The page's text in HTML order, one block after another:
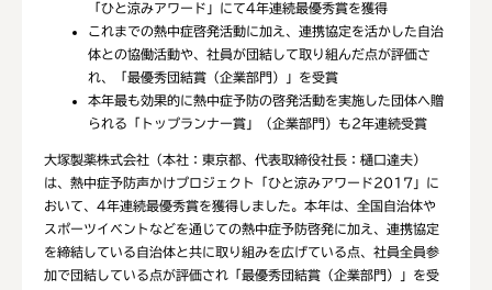
「ひと涼みアワード」にて4年連続最優秀賞を獲得
これまでの熱中症啓発活動に加え、連携協定を活かした自治
体との協働活動や、社員が団結して取り組んだ点が評価さ
れ、「最優秀団結賞（企業部門）」を受賞
本年最も効果的に熱中症予防の啓発活動を実施した団体へ贈
られる「トップランナー賞」（企業部門）も2年連続受賞
大塚製薬株式会社（本社：東京都、代表取締役社長：樋口達夫）
は、熱中症予防声かけプロジェクト「ひと涼みアワード2017」に
おいて、4年連続最優秀賞を獲得しました。本年は、全国自治体や
スポーツイベントなどを通じての熱中症予防啓発に加え、連携協定
を締結している自治体と共に取り組みを広げている点、社員全員参
加で団結している点が評価され「最優秀団結賞（企業部門）」を受